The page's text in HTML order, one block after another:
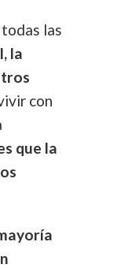
las
la
con
que la